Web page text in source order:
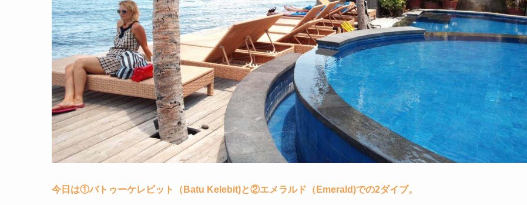
今日は①バトゥーケレビット（Batu Kelebit)と②エメラルド（Emerald)での2ダイブ。